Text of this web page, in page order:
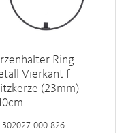
Ring
Vierkant f
(23mm)
302027-000-826